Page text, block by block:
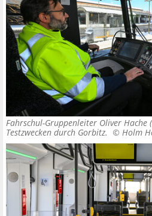
Fahrschul-Gruppenleiter Oliver Hache
Testzwecken durch Gorbitz. © Holm